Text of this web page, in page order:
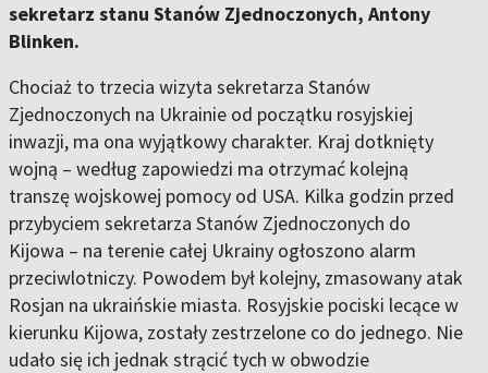
sekretarz stanu Stanów Zjednoczonych, Antony
Blinken.
Chociaż to trzecia wizyta sekretarza Stanów
Zjednoczonych na Ukrainie od początku rosyjskiej
inwazji, ma ona wyjątkowy charakter. Kraj dotknięty
wojną – według zapowiedzi ma otrzymać kolejną
transzę wojskowej pomocy od USA. Kilka godzin przed
przybyciem sekretarza Stanów Zjednoczonych do
Kijowa – na terenie całej Ukrainy ogłoszono alarm
przeciwlotniczy. Powodem był kolejny, zmasowany atak
Rosjan na ukraińskie miasta. Rosyjskie pociski lecące w
kierunku Kijowa, zostały zestrzelone co do jednego. Nie
udało się ich jednak strącić tych w obwodzie